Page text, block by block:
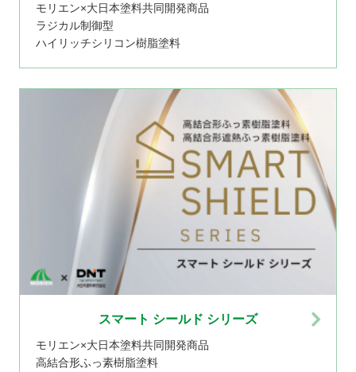
モリエン×大日本塗料共同開発商品
ラジカル制御型
ハイリッチシリコン樹脂塗料
スマート シールド シリーズ
モリエン×大日本塗料共同開発商品
高結合形ふっ素樹脂塗料